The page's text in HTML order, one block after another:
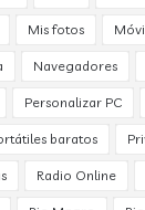
Mis fotos
Navegadores
Personalizar PC
baratos
Radio Online